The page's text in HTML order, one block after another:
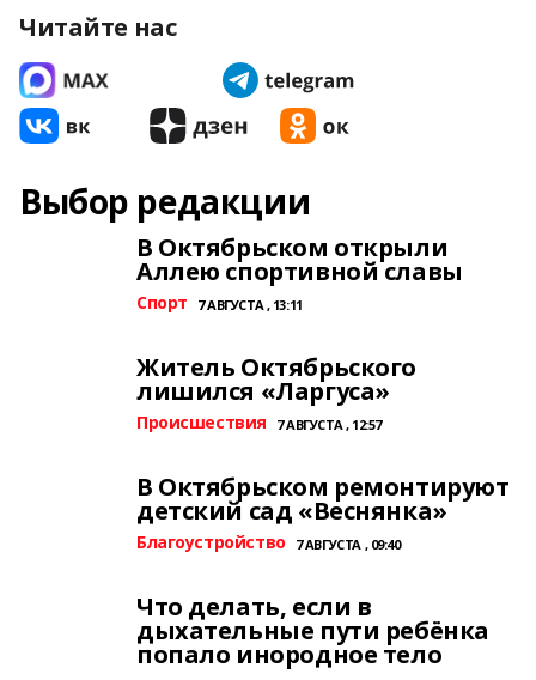
Читайте нас
Выбор редакции
В Октябрьском открыли
Аллею спортивной славы
Спорт 7 АВГУСТА , 13:11
Житель Октябрьского
лишился «Ларгуса»
Происшествия 7 АВГУСТА , 12:57
В Октябрьском ремонтируют
детский сад «Веснянка»
Благоустройство 7 АВГУСТА , 09:40
Что делать, если в
дыхательные пути ребёнка
попало инородное тело